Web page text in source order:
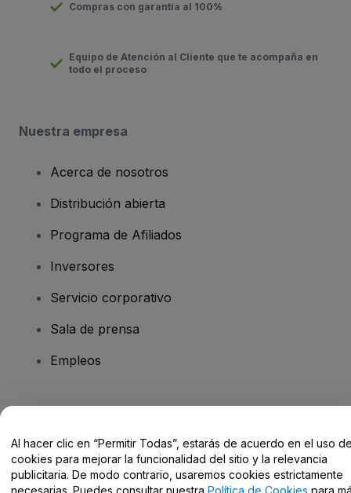
Compras con garantía al 100%
Equipo de Atención al Cliente que te acompaña en
todo el proceso
Nuestra empresa
Acerca de nosotros
Distribución abierta
Programa de Afiliados
Inversores
Servicio corporativo
Sala de prensa
Empleos
Centro de Ayuda / Contacto
Al hacer clic en “Permitir Todas”, estarás de acuerdo en el uso
cookies para mejorar la funcionalidad del sitio y la relevancia
publicitaria. De modo contrario, usaremos cookies estrictamente
necesarias. Puedes consultar nuestra Política de Cookies para